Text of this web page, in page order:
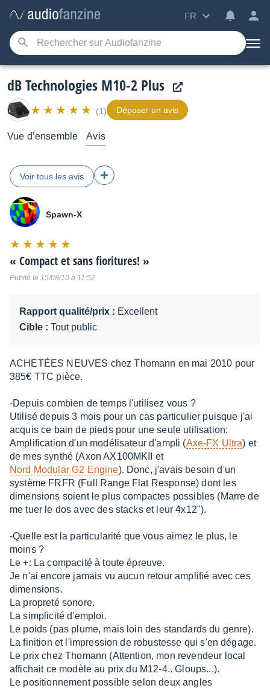
FR
dB Technologies M10-2 Plus
(1) Déposer un avis
Vue d’ensemble Avis
Voir tous les avis
Spawn-X
10
sur
« Compact et sans fioritures! »
Publié le 15/08/10 à 11:52
Rapport qualité/prix : Excellent
Cible : Tout public
ACHETÉES NEUVES chez Thomann en mai 2010 pour
385€ TTC pièce.
-Depuis combien de temps l'utilisez vous ?
Utilisé depuis 3 mois pour un cas particulier puisque j'ai
acquis ce bain de pieds pour une seule utilisation:
Amplification d'un modélisateur d'ampli (Axe-FX Ultra) et
de mes synthé (Axon AX100MKII et
Nord Modular G2 Engine). Donc, j'avais besoin d'un
système FRFR (Full Range Flat Response) dont les
dimensions soient le plus compactes possibles (Marre de
me tuer le dos avec des stacks et leur 4x12").
-Quelle est la particularité que vous aimez le plus, le
moins ?
Le +: La compacité à toute épreuve.
Je n'ai encore jamais vu aucun retour amplifié avec ces
dimensions.
La propreté sonore.
La simplicité d'emploi.
Le poids (pas plume, mais loin des standards du genre).
La finition et l'impression de robustesse qui s'en dégage.
Le prix chez Thomann (Attention, mon revendeur local
affichait ce modèle au prix du M12-4.. Gloups...).
Le positionnement possible selon deux angles